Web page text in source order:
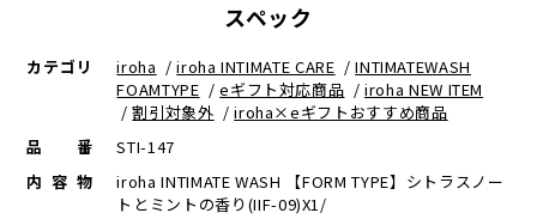
スペック
カテゴリ iroha /iroha INTIMATE CARE /INTIMATEWASH
FOAMTYPE /eギフト対応商品 /iroha NEW ITEM
/割引対象外 /iroha×eギフトおすすめ商品
品番
STI-147
内容物
iroha INTIMATE WASH 【FORM TYPE】シトラスノー
トとミントの香り(IIF-09)X1/